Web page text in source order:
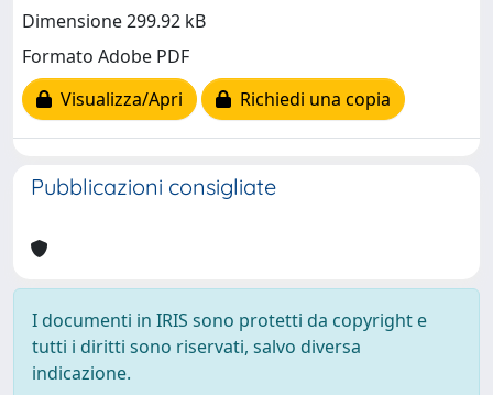
Dimensione 299.92 kB
Formato Adobe PDF
Visualizza/Apri
Richiedi una copia
Pubblicazioni consigliate
I documenti in IRIS sono protetti da copyright e
tutti i diritti sono riservati, salvo diversa
indicazione.